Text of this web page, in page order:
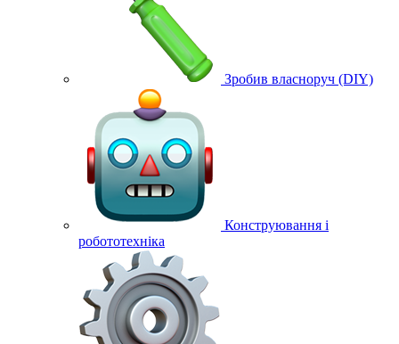
Зробив власноруч (DIY)
Конструювання і
робототехніка